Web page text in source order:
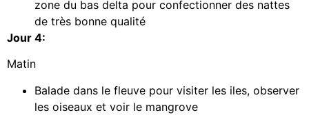
zone du bas delta pour confectionner des nattes
de très bonne qualité
Jour 4:
Matin
Balade dans le fleuve pour visiter les iles, observer
les oiseaux et voir le mangrove